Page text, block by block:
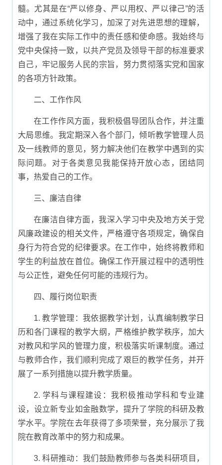
髓。尤其是在“严以修身、严以用权、严以律己”的活
动中，通过系统化学习，加深了对先进思想的理解，
增强了我在实际工作中的责任感和使命感。我始终与
党中央保持一致，以共产党员及领导干部的标准要求
自己，牢记服务人民的宗旨，努力贯彻落实党和国家
的各项方针政策。
二、工作作风
在工作作风方面，我积极倡导团队合作，并注重
大局思维。我定期深入各个部门，倾听教学管理人员
及一线教师的意见，努力解决他们在教学中遇到的实
际问题。对于各类意见我能保持开放心态，团结同
事，热爱自己的工作。
三、廉洁自律
在廉洁自律方面，我深入学习中央及地方关于党
风廉政建设的相关文件，严格遵守各项规定，确保自
身行为符合党的纪律要求。在工作中，始终将教师和
学生的利益放在首位。确保工作开展过程中的透明性
与公正性，避免任何可能的违规行为。
四、履行岗位职责
1. 教学管理：我依据教学计划，认真编制教学日
历和各门课程的教学大纲，严格维护教学秩序，加大
对教风和学风的管理力度，积极落实听课制度。通过
与教师合作，我们顺利完成了艰巨的教学任务，并开
展了一系列措施以提升教学质量。
2. 学科与课程建设：我积极推动学科和专业建
设，设立新专业如金融数学，提升了学院的科研及教
学水平。学院在去年获得了多项荣誉，充分展示了我
院在教育改革中的努力和成果。
3. 科研推动：我们鼓励教师参与各类科研项目，